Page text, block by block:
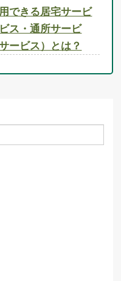
できる居宅サービ
ス・通所サービ
ービス）とは？